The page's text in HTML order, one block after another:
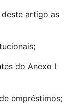
deste artigo as
do Anexo I
empréstimos;